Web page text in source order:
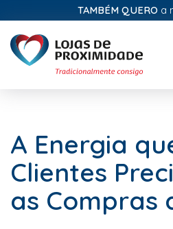
TAMBÉM QUEROa
A Energia
Clientes
as Compras